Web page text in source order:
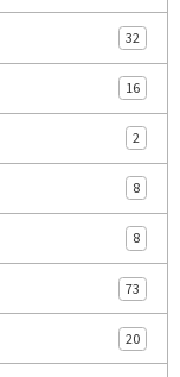
32
16
2
8
8
73
20